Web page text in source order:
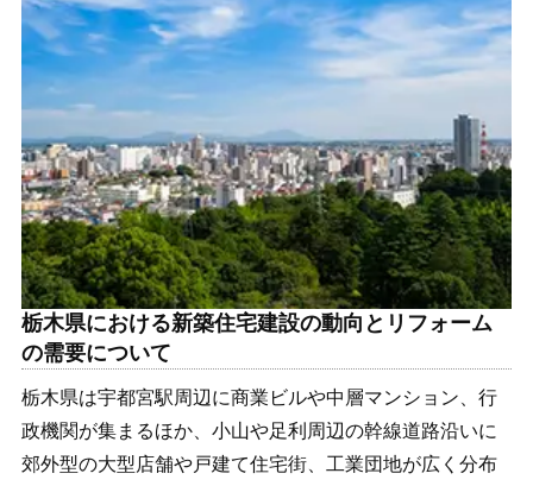
栃木県における新築住宅建設の動向とリフォーム
の需要について
栃木県は宇都宮駅周辺に商業ビルや中層マンション、行
政機関が集まるほか、小山や足利周辺の幹線道路沿いに
郊外型の大型店舗や戸建て住宅街、工業団地が広く分布